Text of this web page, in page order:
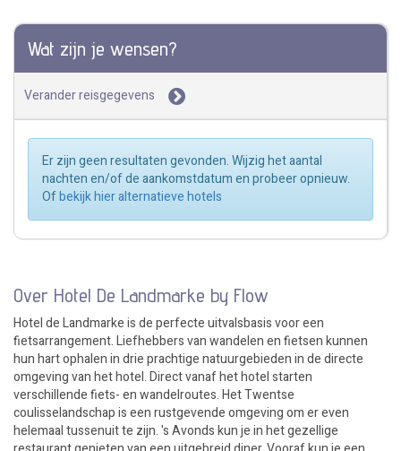
Wat zijn je wensen?
Verander reisgegevens
Er zijn geen resultaten gevonden. Wijzig het aantal
nachten en/of de aankomstdatum en probeer opnieuw.
Ofbekijk hier alternatieve hotels
Over Hotel De Landmarke by Flow
Hotel de Landmarke is de perfecte uitvalsbasis voor een
fietsarrangement. Liefhebbers van wandelen en fietsen kunnen
hun hart ophalen in drie prachtige natuurgebieden in de directe
omgeving van het hotel. Direct vanaf het hotel starten
verschillende fiets- en wandelroutes. Het Twentse
coulisselandschap is een rustgevende omgeving om er even
helemaal tussenuit te zijn. 's Avonds kun je in het gezellige